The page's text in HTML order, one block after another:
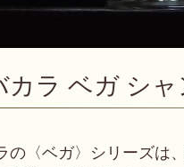
カラ ベガ シ
の〈ベガ〉シリーズは